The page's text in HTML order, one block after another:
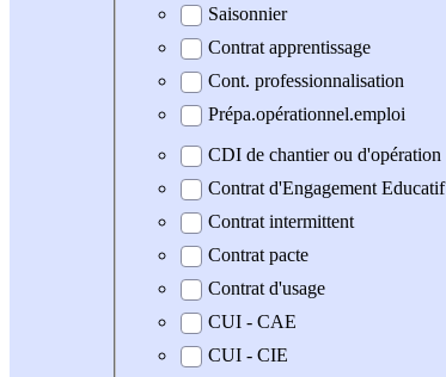
Saisonnier
Contrat apprentissage
Cont. professionnalisation
Prépa.opérationnel.emploi
CDI de chantier ou d'opération
Contrat d'Engagement Educatif
Contrat intermittent
Contrat pacte
Contrat d'usage
CUI - CAE
CUI - CIE